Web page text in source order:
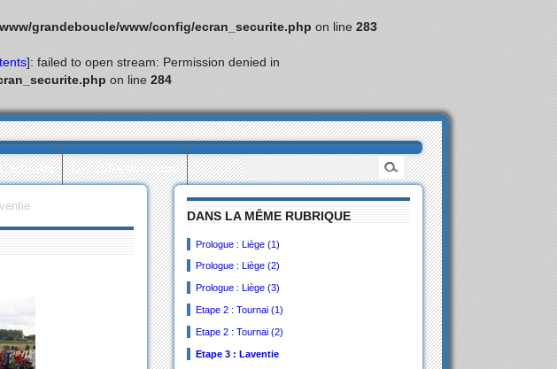
grandeboucle/www/config/ecran_securite.php on line 283
]: failed to open stream: Permission denied in
on line 284
Les collectionneurs
DANS LA MÊME RUBRIQUE
Prologue : Liège (1)
Prologue : Liège (2)
Prologue : Liège (3)
Etape 2 : Tournai (1)
Etape 2 : Tournai (2)
Etape 3 : Laventie